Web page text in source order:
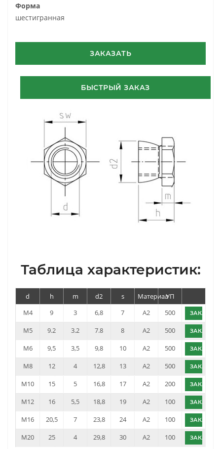
Форма
шестигранная
ЗАКАЗАТЬ
БЫСТРЫЙ ЗАКАЗ
Таблица характеристик:
d h m d2 s МатериалУП
M4
9 3 6,8 7 A2 500 ЗАКАЗАТЬ
M5 9.2 3.2 7.8 8 A2 500 ЗАКАЗАТЬ
M6 9,5 3,5 9,8 10 A2 500 ЗАКАЗАТЬ
M8 12 4 12,8 13 A2 500 ЗАКАЗАТЬ
M10 15 5 16,8 17 A2 200 ЗАКАЗАТЬ
M12 16 5,5 18,8 19 A2 100 ЗАКАЗАТЬ
M16 20,5 7 23,8 24 A2 100 ЗАКАЗАТЬ
M20 25 4 29,8 30 A2 100 ЗАКАЗАТЬ